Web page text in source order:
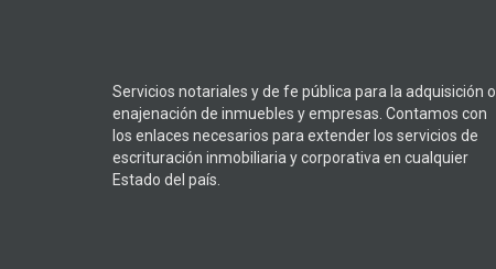
Servicios notariales y de fe pública para la adquisición o
enajenación de inmuebles y empresas. Contamos con
los enlaces necesarios para extender los servicios de
escrituración inmobiliaria y corporativa en cualquier
Estado del país.